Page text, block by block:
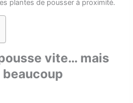
plantes de pousser à proximité.
vite… mais